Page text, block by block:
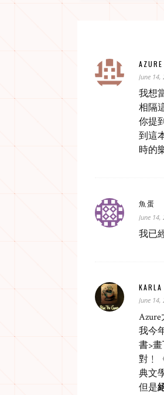
AZURE
June
我想
相隔
你提
到這
時的
魚蛋
June
我已
KARLA
June
我今
書>
對﹗
典文
但是